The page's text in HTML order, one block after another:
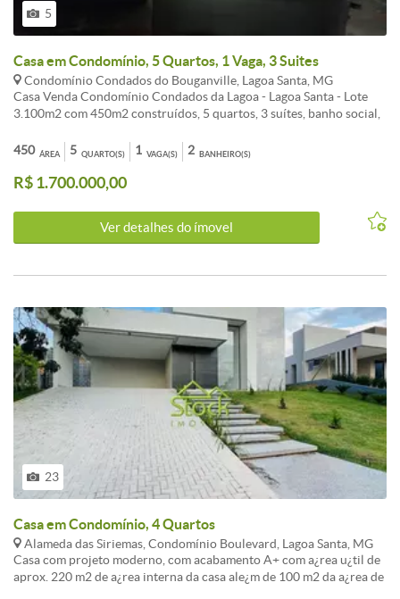
5
Casa em Condomínio, 5 Quartos, 1 Vaga, 3 Suites
Condomínio Condados do Bouganville, Lagoa Santa, MG
Casa Venda Condomínio Condados da Lagoa - Lagoa Santa - Lote
3.100m2 com 450m2 construídos, 5 quartos, 3 suítes, banho social,
área gourmet montada com churrasqueira, armários, despensa, 02
banheiros externos, quadra peteca, jardim, vagas de garagem, lazer
completo, documentação completa com habite-se para
Avenida Conde Moutinho.
ÁREA
450 QUARTO(S)
5 VAGA(S)
1 BANHEIRO(S)
2
R$ 1.700.000,00
Ver detalhes do ímovel
23
Casa em Condomínio, 4 Quartos
Alameda das Siriemas, Condomínio Boulevard, Lagoa Santa, MG
Casa com projeto moderno, com acabamento A+ com a¿rea u¿til de
aprox. 220 m2 de a¿rea interna da casa ale¿m de 100 m2 da a¿rea de